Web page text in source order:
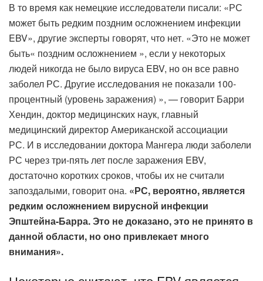
В то время как немецкие исследователи писали: «РС
может быть редким поздним осложнением инфекции
EBV», другие эксперты говорят, что нет. «Это не может
быть« поздним осложнением », если у некоторых
людей никогда не было вируса EBV, но он все равно
заболел РС. Другие исследования не показали 100-
процентный (уровень заражения) », — говорит Барри
Хендин, доктор медицинских наук, главный
медицинский директор Американской ассоциации
РС. И в исследовании доктора Мангера люди заболели
РС через три-пять лет после заражения EBV,
достаточно коротких сроков, чтобы их не считали
запоздалыми, говорит она. «РС, вероятно, является
редким осложнением вирусной инфекции
Эпштейна-Барра. Это не доказано, это не принято в
данной области, но оно привлекает много
внимания».